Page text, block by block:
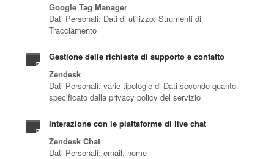
Google Tag Manager
Dati Personali: Dati di utilizzo; Strumenti di
Tracciamento
Gestione delle richieste di supporto e contatto
Zendesk
Dati Personali: varie tipologie di Dati secondo quanto
specificato dalla privacy policy del servizio
Interazione con le piattaforme di live chat
Zendesk Chat
Dati Personali: email; nome